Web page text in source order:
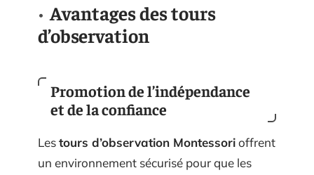
Avantages des tours
d’observation
Promotion de l’indépendance
et de la confiance
Lestours d’observation Montessorioffrent
un environnement sécurisé pour que les